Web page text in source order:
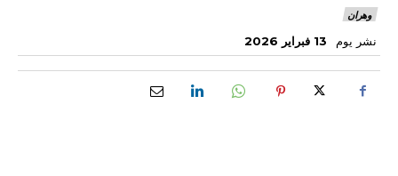
وهران
نشر يوم 13 فبراير 2026